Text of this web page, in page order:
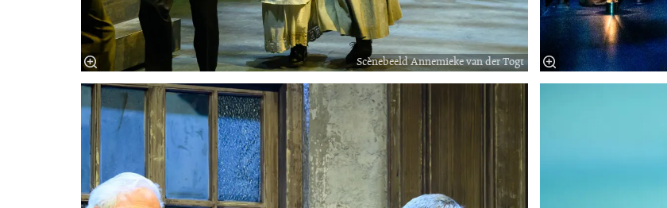
Scènebeeld Annemieke van der Togt